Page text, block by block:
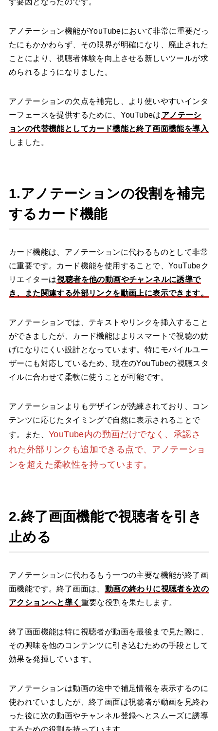
す要因となったのです。
アノテーション機能がYouTubeにおいて非常に重要だっ
たにもかかわらず、その限界が明確になり、廃止された
ことにより、視聴者体験を向上させる新しいツールが求
められるようになりました。
アノテーションの欠点を補完し、より使いやすいインタ
ーフェースを提供するために、YouTubeは アノテーシ
ョンの代替機能としてカード機能と終了画面機能を導入
しました。
1.アノテーションの役割を補完
するカード機能
カード機能は、アノテーションに代わるものとして非常
に重要です。カード機能を使用することで、YouTubeク
リエイターは視聴者を他の動画やチャンネルに誘導で
き、また関連する外部リンクを動画上に表示できます。
アノテーションでは、テキストやリンクを挿入すること
ができましたが、カード機能はよりスマートで視聴の妨
げになりにくい設計となっています。特にモバイルユー
ザーにも対応しているため、現在のYouTubeの視聴スタ
イルに合わせて柔軟に使うことが可能です。
アノテーションよりもデザインが洗練されており、コン
テンツに応じたタイミングで自然に表示されることで
す。また、 YouTube内の動画だけでなく、承認さ
れた外部リンクも追加できる点で、アノテーショ
ンを超えた柔軟性を持っています。
2.終了画面機能で視聴者を引き
止める
アノテーションに代わるもう一つの主要な機能が終了画
面機能です。終了画面は、 動画の終わりに視聴者を次の
アクションへと導く 重要な役割を果たします。
終了画面機能は特に視聴者が動画を最後まで見た際に、
その興味を他のコンテンツに引き込むための手段として
効果を発揮しています。
アノテーションは動画の途中で補足情報を表示するのに
使われていましたが、終了画面は視聴者が動画を見終わ
った後に次の動画やチャンネル登録へとスムーズに誘導